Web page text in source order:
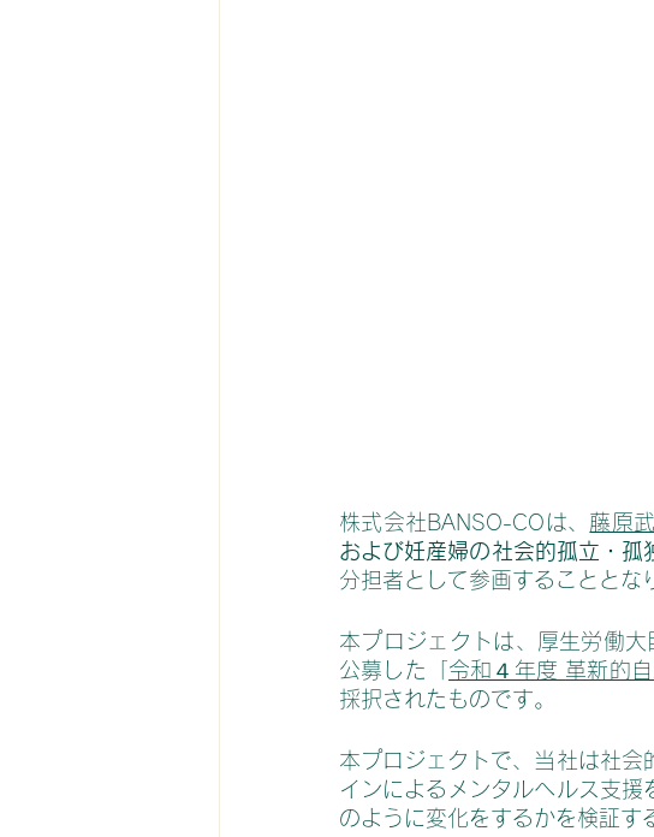
株式会社BANSO-COは、 藤原
および妊産婦の社会的孤立・孤
分担者として参画することとな
本プロジェクトは、厚生労働大
公募した「 令和４年度 革新的
採択されたものです。
本プロジェクトで、当社は社会
インによるメンタルヘルス支
のように変化をするかを検証す